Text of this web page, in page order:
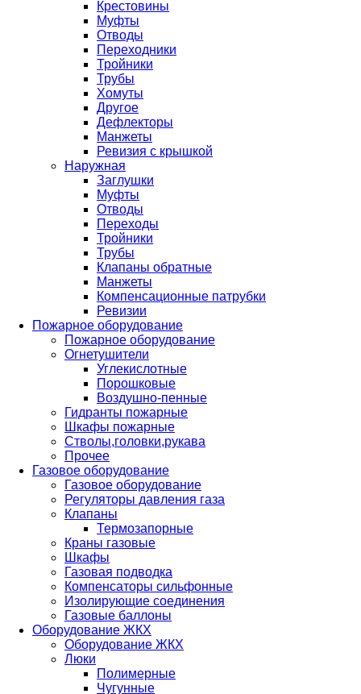
Крестовины
Муфты
Отводы
Переходники
Тройники
Трубы
Хомуты
Другое
Дефлекторы
Манжеты
Ревизия с крышкой
Наружная
Заглушки
Муфты
Отводы
Переходы
Тройники
Трубы
Клапаны обратные
Манжеты
Компенсационные патрубки
Ревизии
Пожарное оборудование
Пожарное оборудование
Огнетушители
Углекислотные
Порошковые
Воздушно-пенные
Гидранты пожарные
Шкафы пожарные
Стволы,головки,рукава
Прочее
Газовое оборудование
Газовое оборудование
Регуляторы давления газа
Клапаны
Термозапорные
Краны газовые
Шкафы
Газовая подводка
Компенсаторы сильфонные
Изолирующие соединения
Газовые баллоны
Оборудование ЖКХ
Оборудование ЖКХ
Люки
Полимерные
Чугунные